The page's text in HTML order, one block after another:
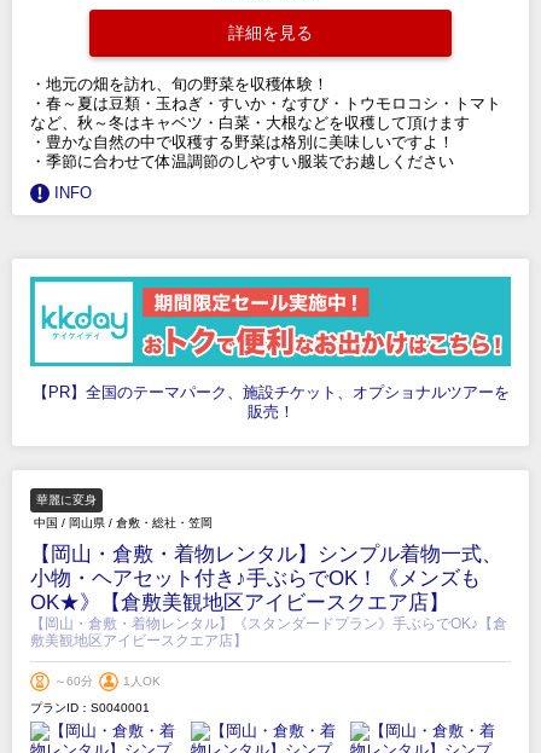
詳細を見る
・地元の畑を訪れ、旬の野菜を収穫体験！
・春～夏は豆類・玉ねぎ・すいか・なすび・トウモロコシ・トマト
など、秋～冬はキャベツ・白菜・大根などを収穫して頂けます
・豊かな自然の中で収穫する野菜は格別に美味しいですよ！
・季節に合わせて体温調節のしやすい服装でお越しください
INFO
【PR】全国のテーマパーク、施設チケット、オプショナルツアーを
販売！
華麗に変身
中国 / 岡山県 / 倉敷・総社・笠岡
【岡山・倉敷・着物レンタル】シンプル着物一式、
小物・ヘアセット付き♪手ぶらでOK！《メンズも
OK★》【倉敷美観地区アイビースクエア店】
【岡山・倉敷・着物レンタル】《スタンダードプラン》手ぶらでOK♪【倉
敷美観地区アイビースクエア店】
～60分
1人OK
プランID：S0040001